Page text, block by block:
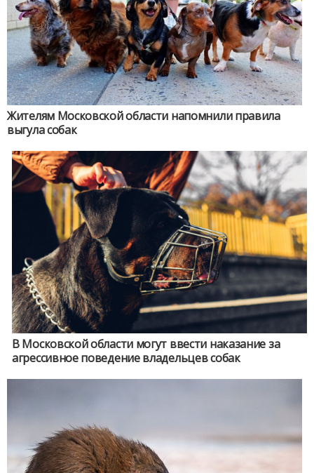
Жителям Московской области напомнили правила
выгула собак
В Московской области могут ввести наказание за
агрессивное поведение владельцев собак